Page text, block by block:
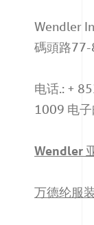
Wendler
碼頭路77-
电话.: +
1009 电
Wendler
万德纶服